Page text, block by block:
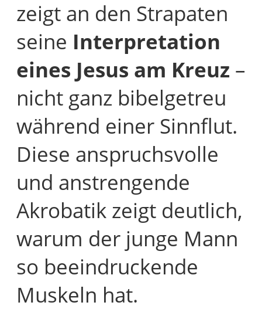
zeigt an den Strapaten
seine Interpretation
eines Jesus am Kreuz –
nicht ganz bibelgetreu
während einer Sinnflut.
Diese anspruchsvolle
und anstrengende
Akrobatik zeigt deutlich,
warum der junge Mann
so beeindruckende
Muskeln hat.